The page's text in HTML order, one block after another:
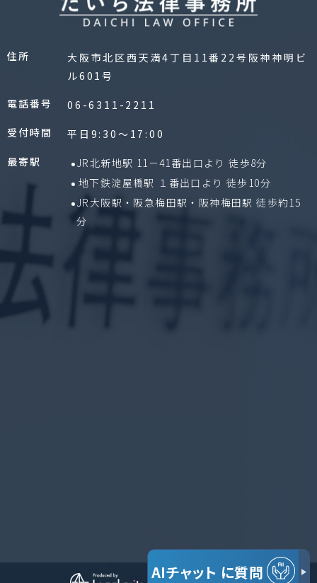
住所
大阪市北区西天満4丁目11番22号阪神神明ビ
ル601号
電話番号
06-6311-2211
受付時間
平日9:30〜17:00
最寄駅
JR北新地駅 11－41番出口より 徒歩8分
地下鉄淀屋橋駅 １番出口より 徒歩10分
JR大阪駅・阪急梅田駅・阪神梅田駅 徒歩約15
分
AIチャット に質問